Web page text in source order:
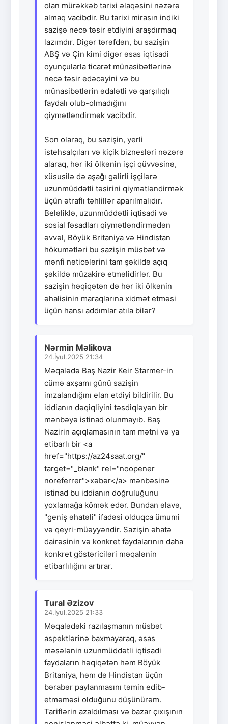
olan mürəkkəb tarixi əlaqəsini nəzərə
almaq vacibdir. Bu tarixi mirasın indiki
sazişə necə təsir etdiyini araşdırmaq
lazımdır. Digər tərəfdən, bu sazişin
ABŞ və Çin kimi digər əsas iqtisadi
oyunçularla ticarət münasibətlərinə
necə təsir edəcəyini və bu
münasibətlərin ədalətli və qarşılıqlı
faydalı olub-olmadığını
qiymətləndirmək vacibdir.
Son olaraq, bu sazişin, yerli
istehsalçıları və kiçik biznesləri nəzərə
alaraq, hər iki ölkənin işçi qüvvəsinə,
xüsusilə də aşağı gəlirli işçilərə
uzunmüddətli təsirini qiymətləndirmək
üçün ətraflı təhlillər aparılmalıdır.
Beləliklə, uzunmüddətli iqtisadi və
sosial fəsadları qiymətləndirmədən
əvvəl, Böyük Britaniya və Hindistan
hökumətləri bu sazişin müsbət və
mənfi nəticələrini tam şəkildə açıq
şəkildə müzakirə etməlidirlər. Bu
sazişin həqiqətən də hər iki ölkənin
əhalisinin maraqlarına xidmət etməsi
üçün hansı addımlar atıla bilər?
Nərmin Məlikova
24.İyul.2025 21:34
Məqalədə Baş Nazir Keir Starmer-in
cümə axşamı günü sazişin
imzalandığını elan etdiyi bildirilir. Bu
iddianın dəqiqliyini təsdiqləyən bir
mənbəyə istinad olunmayıb. Baş
Nazirin açıqlamasının tam mətni və ya
etibarlı bir <a
href="https://az24saat.org/"
target="_blank" rel="noopener
noreferrer">xəbər</a> mənbəsinə
istinad bu iddianın doğruluğunu
yoxlamağa kömək edər. Bundan əlavə,
"geniş əhatəli" ifadəsi olduqca ümumi
və qeyri-müəyyəndir. Sazişin əhatə
dairəsinin və konkret faydalarının daha
konkret göstəriciləri məqalənin
etibarlılığını artırar.
Tural Əzizov
24.İyul.2025 21:33
Məqalədəki razılaşmanın müsbət
aspektlərinə baxmayaraq, əsas
məsələnin uzunmüddətli iqtisadi
faydaların həqiqətən həm Böyük
Britaniya, həm də Hindistan üçün
bərabər paylanmasını təmin edib-
etməməsi olduğunu düşünürəm.
Tariflərin azaldılması və bazar çıxışının